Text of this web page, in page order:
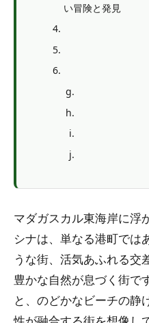
い冒険と発見
マダガスカル東海岸に浮
シナは、単なる港町では
うな街、活気あふれる交
豊かな自然が息づく街で
と、のどかなビーチの静